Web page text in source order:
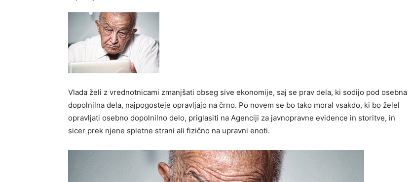
Vlada želi z vrednotnicami zmanjšati obseg sive ekonomije, saj se prav dela, ki sodijo pod osebna
dopolnilna dela, najpogosteje opravljajo na črno. Po novem se bo tako moral vsakdo, ki bo želel
opravljati osebno dopolnilno delo, priglasiti na Agenciji za javnopravne evidence in storitve, in
sicer prek njene spletne strani ali fizično na upravni enoti.